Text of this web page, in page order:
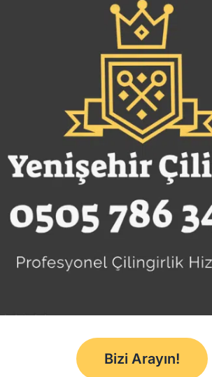
Bizi Arayın!